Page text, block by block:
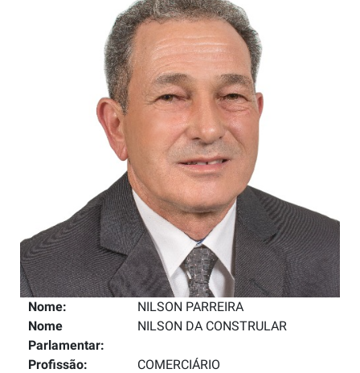
Nome:
NILSON PARREIRA
Nome
Parlamentar:
NILSON DA CONSTRULAR
Profissão:
COMERCIÁRIO